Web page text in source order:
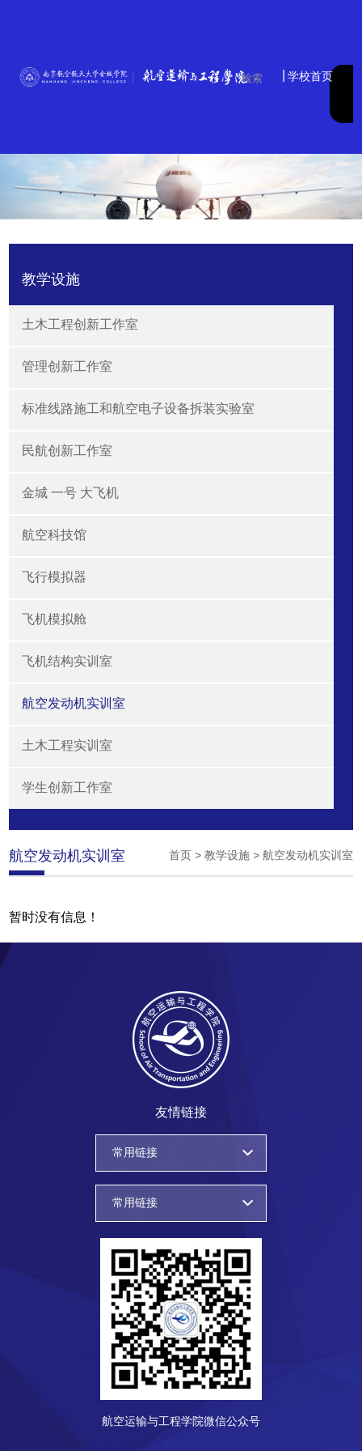
学校首页
教学设施
土木工程创新工作室
管理创新工作室
标准线路施工和航空电子设备拆装实验室
民航创新工作室
金城 一号 大飞机
航空科技馆
飞行模拟器
飞机模拟舱
飞机结构实训室
航空发动机实训室
土木工程实训室
学生创新工作室
航空发动机实训室 首页> 教学设施> 航空发动机实训室
暂时没有信息！
友情链接
常用链接
常用链接
航空运输与工程学院微信公众号